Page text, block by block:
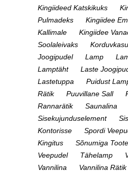
Kingiideed Katskikuks
Pulmadeks
Kingiidee
Kallimale
Kingiidee
Soolaleivaks
Joogipudel
Lamp
Lamptäht
Laste
Lastetuppa
Puidust
Rätik
Puuvillane Sall
Rannarätik
Saunalina
Sisekujunduselement
Kontorisse
Spordi
Kingitus
Sõnumiga
Veepudel
Tähelamp
Vannilina
Vannilina Rätik